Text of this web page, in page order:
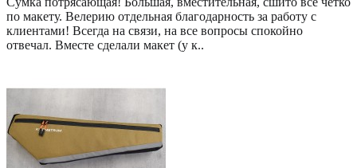
по макету. Велерию отдельная благодарность за работу с
клиентами! Всегда на связи, на все вопросы спокойно
отвечал. Вместе сделали макет (у к..